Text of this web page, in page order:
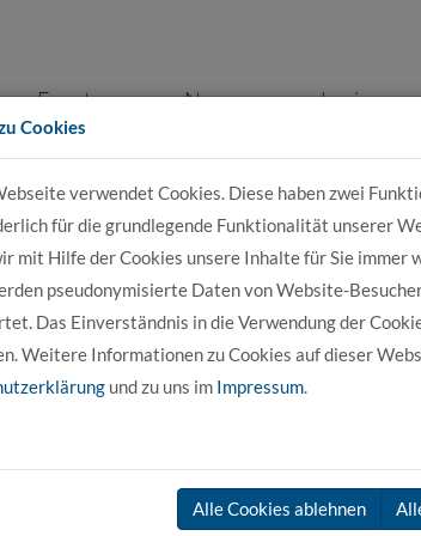
Events News Login
Bewerber Für Studierende
Gremien
Selbstverwaltung. Auf der Grundlage
Trägerin der Hochschuleund der
die Belange der Hochschule durch gewählte
Cookies
verwendet Cookies. Diese haben zwei
für die grundlegende Funktionalität unserer
mit Hilfe der Cookies unsere Inhalte für Sie immer
pseudonymisierte Daten von Website-
Das Einverständnis in die Verwendung der
Weitere Informationen zu Cookies auf dieser
und zu uns im Impressum.
Alle Cookies ablehnen